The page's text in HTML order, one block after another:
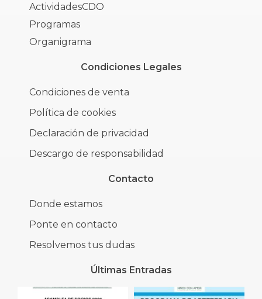
ActividadesCDO
Programas
Organigrama
Condiciones Legales
Condiciones de venta
Política de cookies
Declaración de privacidad
Descargo de responsabilidad
Contacto
Donde estamos
Ponte en contacto
Resolvemos tus dudas
Últimas Entradas